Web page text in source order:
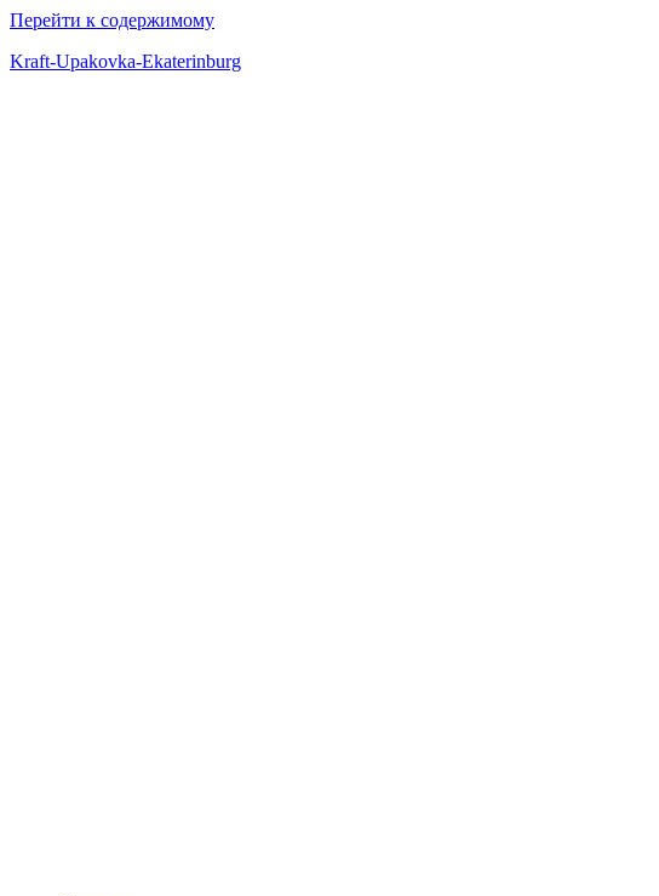
Перейти к содержимому
Kraft-Upakovka-Ekaterinburg